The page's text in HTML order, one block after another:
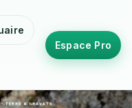
Espace Pro